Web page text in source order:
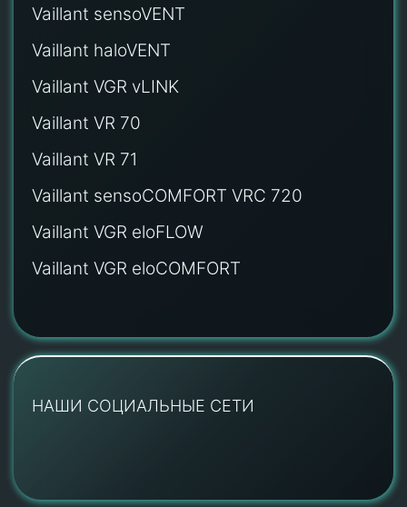
Vaillant sensoVENT
Vaillant haloVENT
Vaillant VGR vLINK
Vaillant VR 70
Vaillant VR 71
Vaillant sensoCOMFORT VRC 720
Vaillant VGR eloFLOW
Vaillant VGR eloCOMFORT
НАШИ СОЦИАЛЬНЫЕ СЕТИ